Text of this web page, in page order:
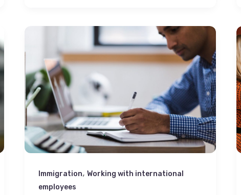
Immigration,Working with international
employees